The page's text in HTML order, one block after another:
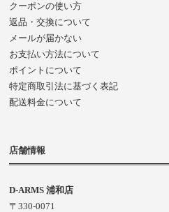
クーポンの使い方
返品・交換について
メールが届かない
お支払い方法について
ポイントについて
特定商取引法に基づく表記
配送料金について
店舗情報
D-ARMS 浦和店
〒330-0071